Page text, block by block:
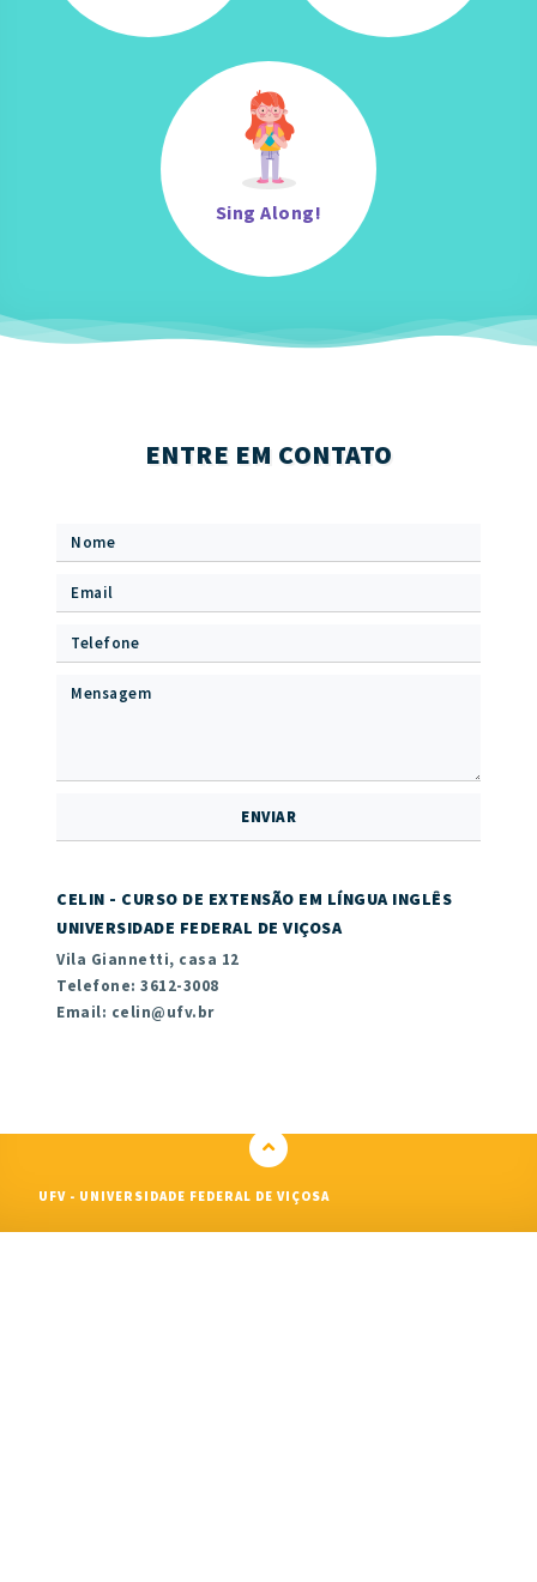
Sing Along!
ENTRE EM CONTATO
CELIN - CURSO DE EXTENSÃO EM LÍNGUA INGLÊS
UNIVERSIDADE FEDERAL DE VIÇOSA
Vila Giannetti, casa 12
Telefone: 3612-3008
Email: celin@ufv.br
UFV - UNIVERSIDADE FEDERAL DE VIÇOSA